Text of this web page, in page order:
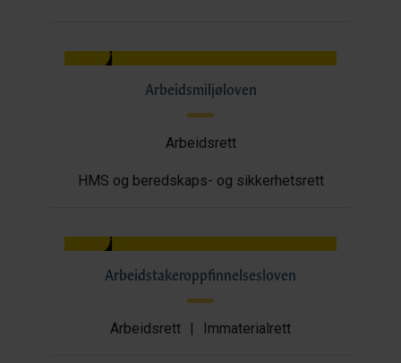
Arbeidsmiljøloven
Arbeidsrett
HMS og beredskaps- og sikkerhetsrett
Arbeidstakeroppfinnelsesloven
Arbeidsrett | Immaterialrett